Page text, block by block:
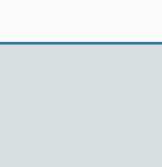
Iechyd